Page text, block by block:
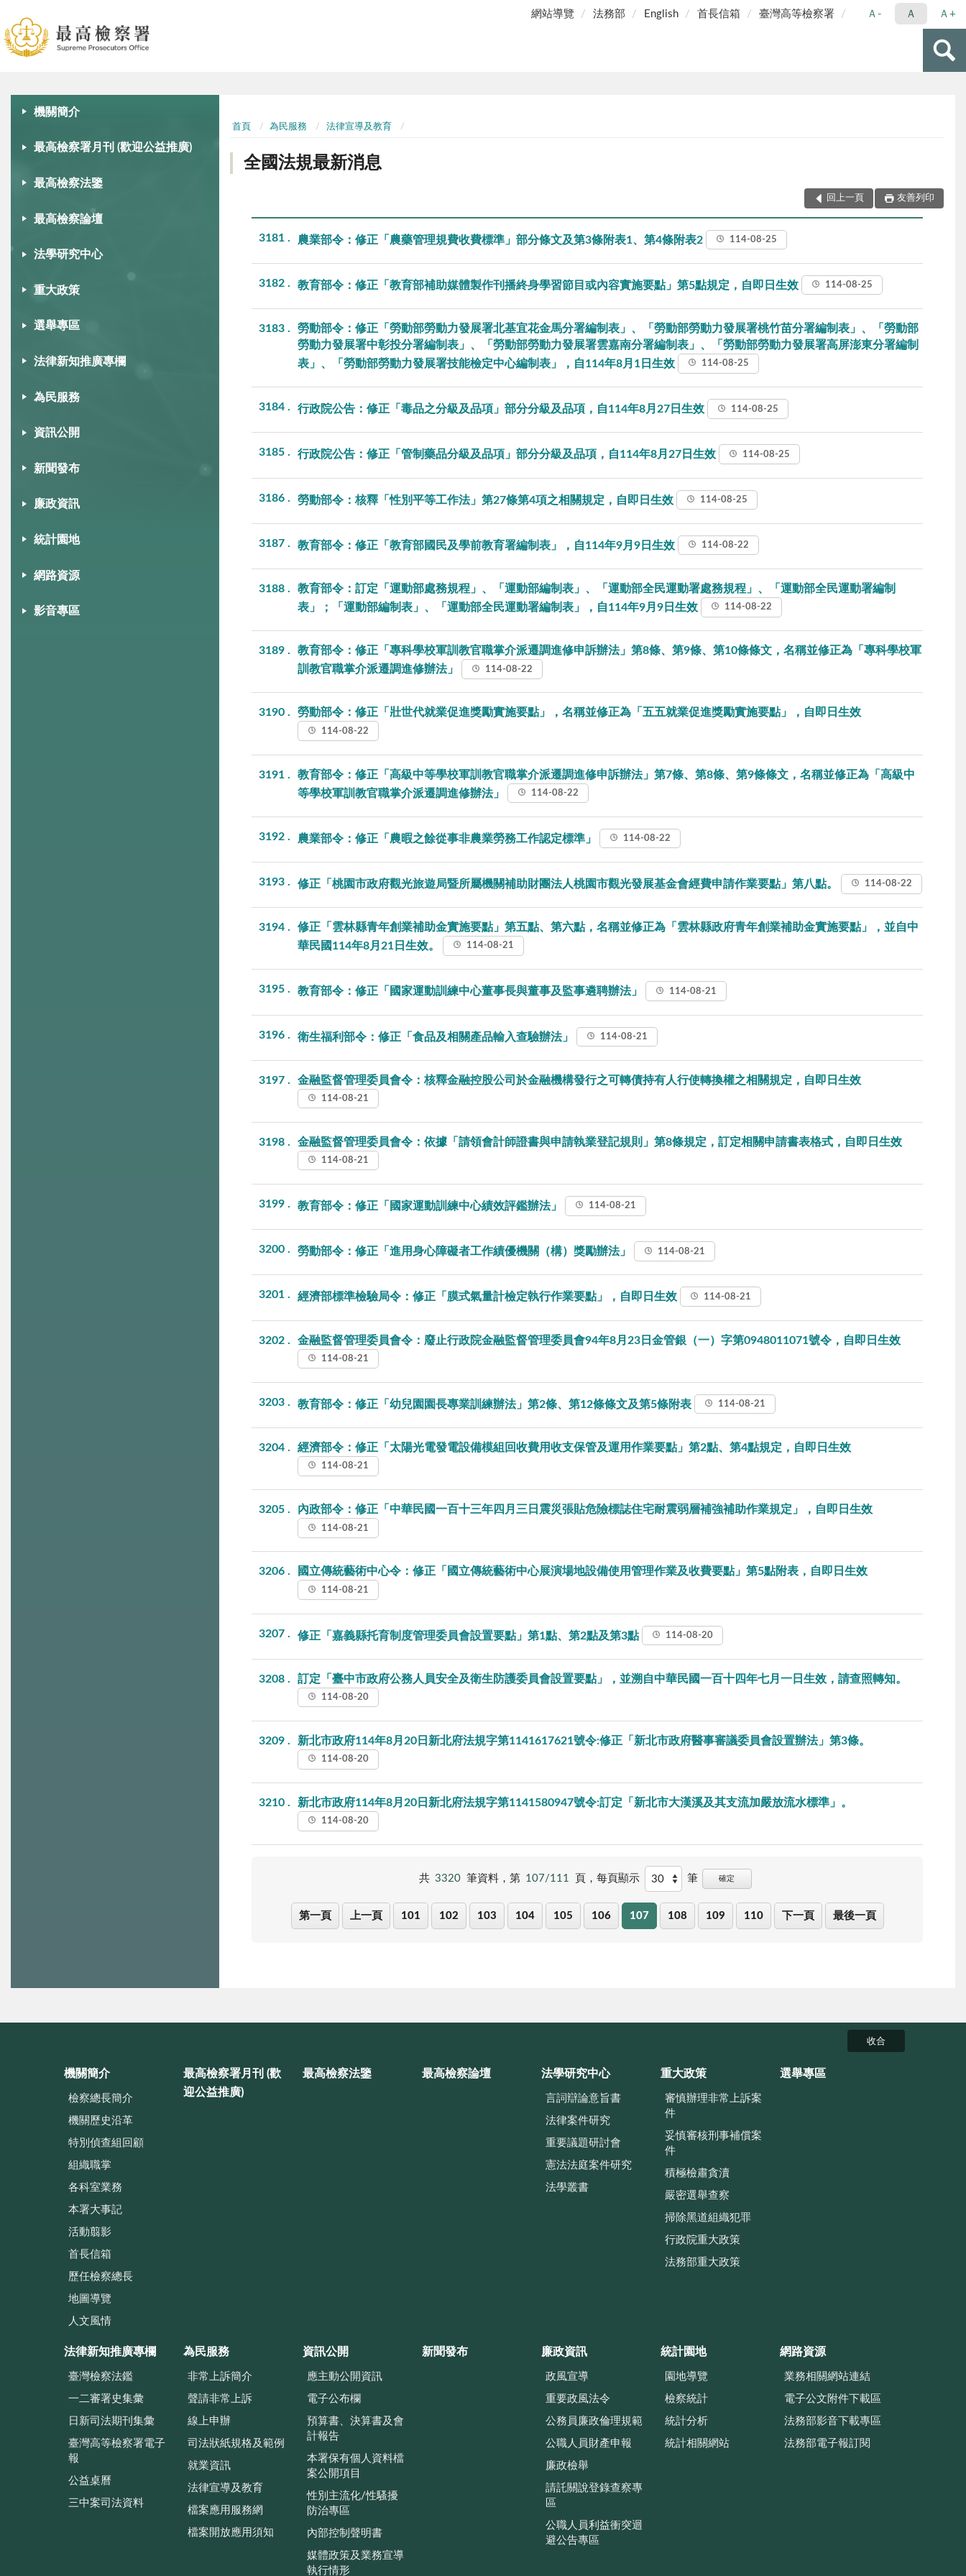
網站導覽 法務部 English 首長信箱 臺灣高等檢察署 Ａ- Ａ Ａ+
機關簡介
最高檢察署月刊 (歡迎公益推廣)
最高檢察法鑒
最高檢察論壇
法學研究中心
重大政策
選舉專區
法律新知推廣專欄
為民服務
資訊公開
新聞發布
廉政資訊
統計園地
網路資源
影音專區
首頁 為民服務 法律宣導及教育
全國法規最新消息
回上一頁 友善列印
3181 農業部令：修正「農藥管理規費收費標準」部分條文及第3條附表1、第4條附表2 114-08-25
3182 教育部令：修正「教育部補助媒體製作刊播終身學習節目或內容實施要點」第5點規定，自即日生效 114-08-25
3183
勞動部令：修正「勞動部勞動力發展署北基宜花金馬分署編制表」、「勞動部勞動力發展署桃竹苗分署編制表」、「勞動部
勞動力發展署中彰投分署編制表」、「勞動部勞動力發展署雲嘉南分署編制表」、「勞動部勞動力發展署高屏澎東分署編制
表」、「勞動部勞動力發展署技能檢定中心編制表」，自114年8月1日生效
114-08-25
3184 行政院公告：修正「毒品之分級及品項」部分分級及品項，自114年8月27日生效 114-08-25
3185 行政院公告：修正「管制藥品分級及品項」部分分級及品項，自114年8月27日生效 114-08-25
3186 勞動部令：核釋「性別平等工作法」第27條第4項之相關規定，自即日生效 114-08-25
3187 教育部令：修正「教育部國民及學前教育署編制表」，自114年9月9日生效 114-08-22
3188
教育部令：訂定「運動部處務規程」、「運動部編制表」、「運動部全民運動署處務規程」、「運動部全民運動署編制
表」；「運動部編制表」、「運動部全民運動署編制表」，自114年9月9日生效
114-08-22
3189
教育部令：修正「專科學校軍訓教官職掌介派遷調進修申訴辦法」第8條、第9條、第10條條文，名稱並修正為「專科學校軍
訓教官職掌介派遷調進修辦法」
114-08-22
3190 勞動部令：修正「壯世代就業促進獎勵實施要點」，名稱並修正為「五五就業促進獎勵實施要點」，自即日生效
114-08-22
3191
教育部令：修正「高級中等學校軍訓教官職掌介派遷調進修申訴辦法」第7條、第8條、第9條條文，名稱並修正為「高級中
等學校軍訓教官職掌介派遷調進修辦法」
114-08-22
3192 農業部令：修正「農暇之餘從事非農業勞務工作認定標準」 114-08-22
3193 修正「桃園市政府觀光旅遊局暨所屬機關補助財團法人桃園市觀光發展基金會經費申請作業要點」第八點。 114-08-22
3194
修正「雲林縣青年創業補助金實施要點」第五點、第六點，名稱並修正為「雲林縣政府青年創業補助金實施要點」，並自中
華民國114年8月21日生效。
114-08-21
3195 教育部令：修正「國家運動訓練中心董事長與董事及監事遴聘辦法」 114-08-21
3196 衛生福利部令：修正「食品及相關產品輸入查驗辦法」 114-08-21
3197 金融監督管理委員會令：核釋金融控股公司於金融機構發行之可轉債持有人行使轉換權之相關規定，自即日生效
114-08-21
3198 金融監督管理委員會令：依據「請領會計師證書與申請執業登記規則」第8條規定，訂定相關申請書表格式，自即日生效
114-08-21
3199 教育部令：修正「國家運動訓練中心績效評鑑辦法」 114-08-21
3200 勞動部令：修正「進用身心障礙者工作績優機關（構）獎勵辦法」 114-08-21
3201 經濟部標準檢驗局令：修正「膜式氣量計檢定執行作業要點」，自即日生效 114-08-21
3202 金融監督管理委員會令：廢止行政院金融監督管理委員會94年8月23日金管銀（一）字第0948011071號令，自即日生效
114-08-21
3203 教育部令：修正「幼兒園園長專業訓練辦法」第2條、第12條條文及第5條附表 114-08-21
3204 經濟部令：修正「太陽光電發電設備模組回收費用收支保管及運用作業要點」第2點、第4點規定，自即日生效
114-08-21
3205 內政部令：修正「中華民國一百十三年四月三日震災張貼危險標誌住宅耐震弱層補強補助作業規定」，自即日生效
114-08-21
3206 國立傳統藝術中心令：修正「國立傳統藝術中心展演場地設備使用管理作業及收費要點」第5點附表，自即日生效
114-08-21
3207 修正「嘉義縣托育制度管理委員會設置要點」第1點、第2點及第3點 114-08-20
3208 訂定「臺中市政府公務人員安全及衛生防護委員會設置要點」，並溯自中華民國一百十四年七月一日生效，請查照轉知。
114-08-20
3209 新北市政府114年8月20日新北府法規字第1141617621號令:修正「新北市政府醫事審議委員會設置辦法」第3條。
114-08-20
3210 新北市政府114年8月20日新北府法規字第1141580947號令:訂定「新北市大漢溪及其支流加嚴放流水標準」。
114-08-20
共 3320 筆資料，第 107/111 頁，每頁顯示 筆 確定
第一頁 上一頁 101 102 103 104 105 106 107 108 109 110 下一頁 最後一頁
收合
機關簡介
檢察總長簡介
機關歷史沿革
特別偵查組回顧
組織職掌
各科室業務
本署大事記
活動翦影
首長信箱
歷任檢察總長
地圖導覽
人文風情
最高檢察署月刊 (歡
迎公益推廣)
最高檢察法鑒 最高檢察論壇 法學研究中心
言詞辯論意旨書
法律案件研究
重要議題研討會
憲法法庭案件研究
法學叢書
重大政策
審慎辦理非常上訴案
件
妥慎審核刑事補償案
件
積極檢肅貪瀆
嚴密選舉查察
掃除黑道組織犯罪
行政院重大政策
法務部重大政策
選舉專區
法律新知推廣專欄
臺灣檢察法鑑
一二審署史集彙
日新司法期刊集彙
臺灣高等檢察署電子
報
公益桌曆
三中案司法資料
為民服務
非常上訴簡介
聲請非常上訴
線上申辦
司法狀紙規格及範例
就業資訊
法律宣導及教育
檔案應用服務網
檔案開放應用須知
資訊公開
應主動公開資訊
電子公布欄
預算書、決算書及會
計報告
本署保有個人資料檔
案公開項目
性別主流化/性騷擾
防治專區
內部控制聲明書
媒體政策及業務宣導
執行情形
新聞發布 廉政資訊
政風宣導
重要政風法令
公務員廉政倫理規範
公職人員財產申報
廉政檢舉
請託關說登錄查察專
區
公職人員利益衝突迴
避公告專區
統計園地
園地導覽
檢察統計
統計分析
統計相關網站
網路資源
業務相關網站連結
電子公文附件下載區
法務部影音下載專區
法務部電子報訂閱